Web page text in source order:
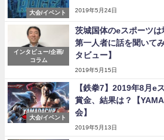
大会/イベント 2019年5月24日
インタビュー/企画/
コラム
茨城国体のeスポーツ
第一人者に話を聞いて
タビュー】
2019年5月15日
大会/イベント
【鉄拳7】2019年8月e
賞金、結果は？【
会】
2019年5月13日